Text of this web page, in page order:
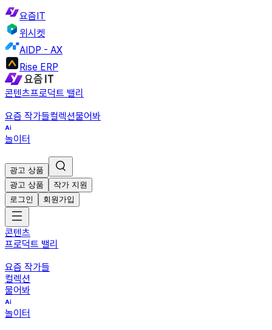
요즘IT
위시켓
AIDP - AX
Rise ERP
콘텐츠프로덕트 밸리
요즘 작가들컬렉션물어봐
놀이터
광고 상품
광고 상품
작가 지원
로그인
회원가입
콘텐츠
프로덕트 밸리
요즘 작가들
컬렉션
물어봐
놀이터